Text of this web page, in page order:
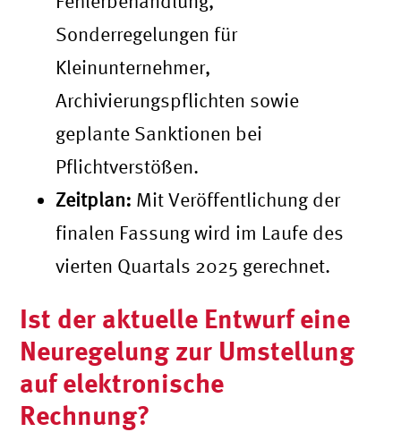
Sonderregelungen für
Kleinunternehmer,
Archivierungspflichten sowie
geplante Sanktionen bei
Pflichtverstößen.
Zeitplan: Mit Veröffentlichung der
finalen Fassung wird im Laufe des
vierten Quartals 2025 gerechnet.
Ist der aktuelle Entwurf eine
Neuregelung zur Umstellung
auf elektronische
Rechnung?